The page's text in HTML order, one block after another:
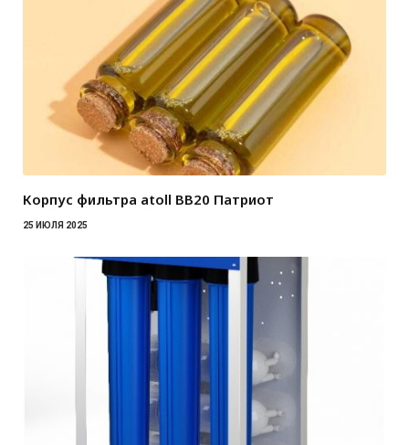
Корпус фильтра atoll BB20 Патриот
25 ИЮЛЯ 2025